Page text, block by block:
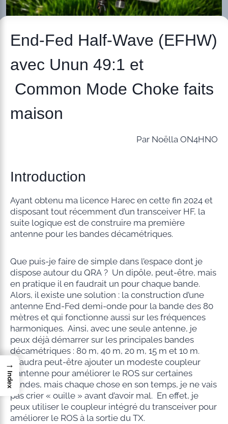
End-Fed Half-Wave (EFHW)
avec Unun 49:1 et
Common Mode Choke faits
maison
Par Noëlla ON4HNO
Introduction
Ayant obtenu ma licence Harec en cette fin 2024 et
disposant tout récemment d’un transceiver HF, la
suite logique est de construire ma première
antenne pour les bandes décamétriques.
Que puis-je faire de simple dans l’espace dont je
dispose autour du QRA ? Un dipôle, peut-être, mais
en pratique il en faudrait un pour chaque bande.
Alors, il existe une solution : la construction d’une
antenne End-Fed demi-onde pour la bande des 80
mètres et qui fonctionne aussi sur les fréquences
harmoniques. Ainsi, avec une seule antenne, je
peux déjà démarrer sur les principales bandes
décamétriques : 80 m, 40 m, 20 m, 15 m et 10 m.
Il faudra peut-être ajouter un modeste coupleur
d’antenne pour améliorer le ROS sur certaines
bandes, mais chaque chose en son temps, je ne vais
pas crier « ouille » avant d’avoir mal. En effet, je
peux utiliser le coupleur intégré du transceiver pour
améliorer le ROS à la sortie du TX.
→
Index